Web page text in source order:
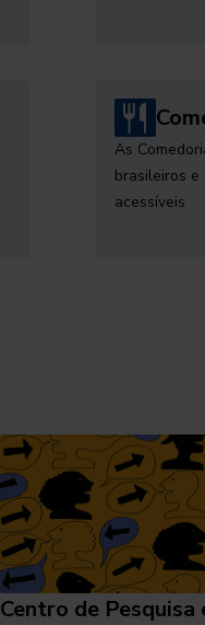
As
brasileiros e
acessíveis
Centro de Pesquisa